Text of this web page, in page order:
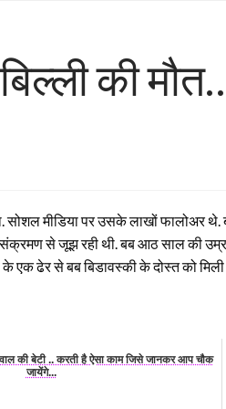
की
मीडिया पर उसके लाखों फालोअर थे.
से जूझ रही थी. बब आठ साल की उम्र में
ढेर से बब बिडावस्की के दोस्त को
की बेटी .. करती है ऐसा काम जिसे जानकर आप चौक
जायेंगे...